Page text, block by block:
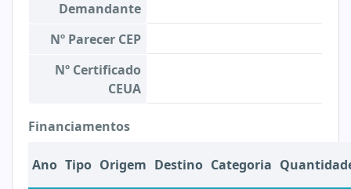
Demandante
Nº Parecer CEP
Nº Certificado
CEUA
Financiamentos
Ano Tipo Origem Destino Categoria